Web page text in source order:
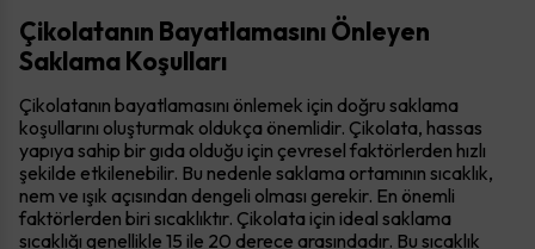
Çikolatanın Bayatlamasını Önleyen
Saklama Koşulları
Çikolatanın bayatlamasını önlemek için doğru saklama
koşullarını oluşturmak oldukça önemlidir. Çikolata, hassas
yapıya sahip bir gıda olduğu için çevresel faktörlerden hızlı
şekilde etkilenebilir. Bu nedenle saklama ortamının sıcaklık,
nem ve ışık açısından dengeli olması gerekir. En önemli
faktörlerden biri sıcaklıktır. Çikolata için ideal saklama
sıcaklığı genellikle 15 ile 20 derece arasındadır. Bu sıcaklık